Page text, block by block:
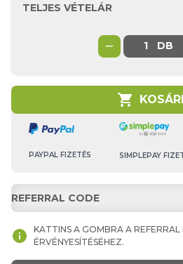
TELJES VÉTELÁR
− DB
shopping_cart
PAYPAL FIZETÉS SIMPLEPAY
info
KATTINS A GOMBRA A
ÉRVÉNYESÍTÉSÉHEZ.